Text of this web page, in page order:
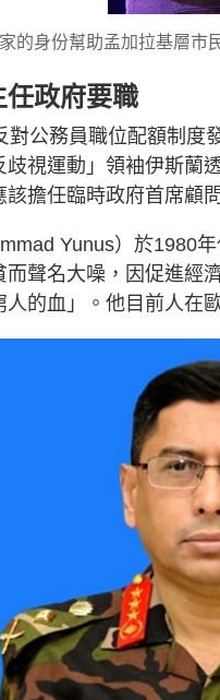
的身份幫助孟加拉基層市
政府要職
對公務員職位配額制
歧視運動」領袖伊斯蘭
擔任臨時政府首席顧問
Yunus）於1980
聲名大噪，因促進經
的血」。他目前人在